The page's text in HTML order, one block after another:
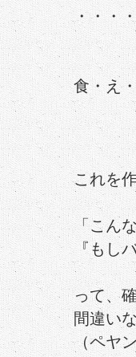
・・・
食・え
これを
「こん
『もし
って、
間違い
（ペヤ